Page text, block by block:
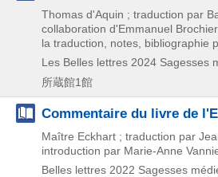
Thomas d'Aquin ; traduction par
collaboration d'Emmanuel
la traduction, notes, bibliographie
Les Belles lettres 2024 Sagesses
所蔵館1館
Commentaire du livre de
Maître Eckhart ; traduction par
introduction par Marie-Anne
Belles lettres 2022 Sagesses